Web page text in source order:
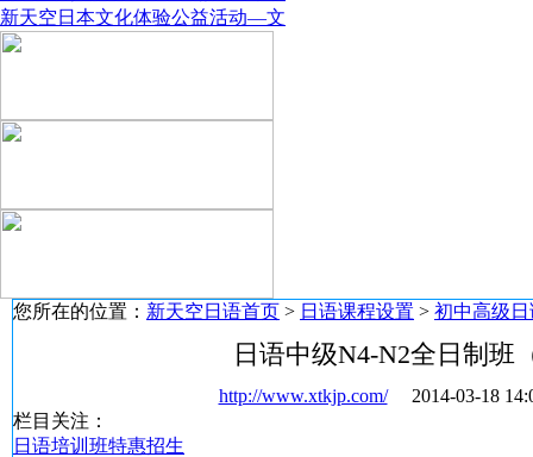
新天空日本文化体验公益活动—文
您所在的位置： 新天空日语首页 > 日语课程设置 > 初中高级
日语中级N4-N2全日制班
http://www.xtkjp.com/2014-03-18
栏目关注：
日语培训班特惠招生